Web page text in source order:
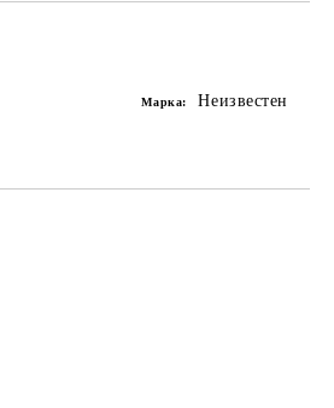
Марка: Неизвестен